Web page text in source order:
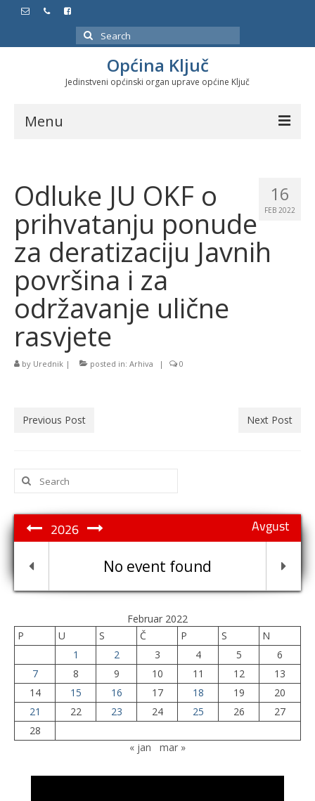
Search
for:
Općina Ključ
Jedinstveni općinski organ uprave općine Ključ
Menu
Službeni glasnici
Javne nabavke
Značajni datumi i manifestacije
Program energetske efikasnosti u stambenom
sektoru
16
FEB 2022
Odluke JU OKF o
prihvatanju ponude
za deratizaciju Javnih
površina i za
održavanje ulične
rasvjete
by Urednik | posted in: Arhiva | 0
Previous Post Next Post
Search
for:
Avgust
2026
No event found
Februar 2022
P
U S Č P S
N
1
2 3 4 5
6
7
8 9 10 11 12
13
14
15 16 17 18 19
20
21
22 23 24 25 26
27
28
« jan
mar »